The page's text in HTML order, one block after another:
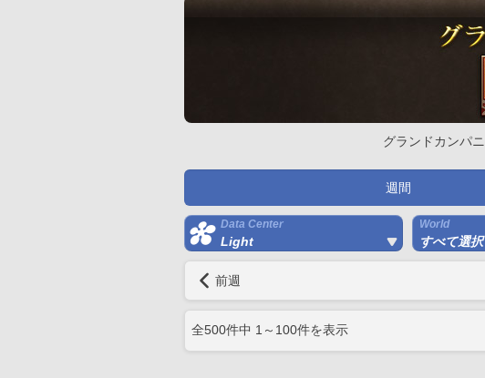
グランドカンパ
週間
Data Center
Light
World
すべて選択
前週
全500件中 1 ～ 100件を表示